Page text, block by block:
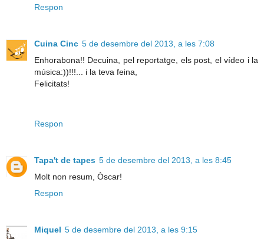
Respon
Cuina Cinc 5 de desembre del 2013, a les 7:08
Enhorabona!! Decuina, pel reportatge, els post, el vídeo i la
música:))!!!... i la teva feina,
Felicitats!
Respon
Tapa't de tapes 5 de desembre del 2013, a les 8:45
Molt non resum, Òscar!
Respon
Miquel 5 de desembre del 2013, a les 9:15